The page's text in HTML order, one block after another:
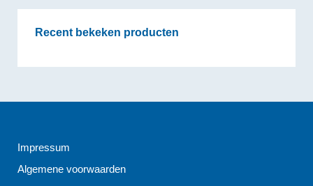
Recent bekeken producten
Impressum
Algemene voorwaarden